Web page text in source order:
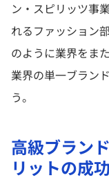
ン・スピリッツ事
れるファッション
のように業界をま
業界の単一ブラン
う。
高級ブラン
リットの成